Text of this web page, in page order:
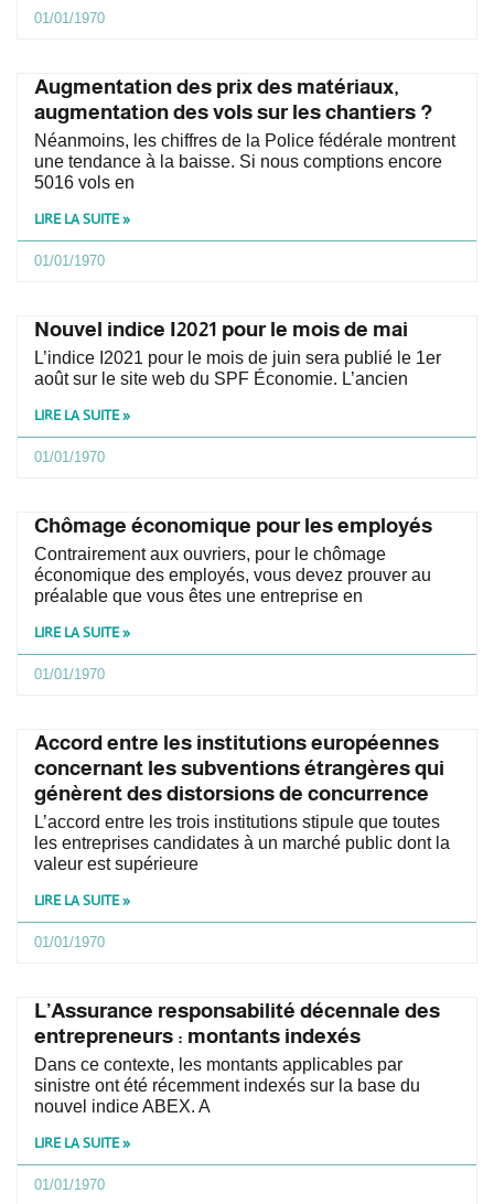
01/01/1970
Augmentation des prix des matériaux,
augmentation des vols sur les chantiers ?
Néanmoins, les chiffres de la Police fédérale montrent
une tendance à la baisse. Si nous comptions encore
5016 vols en
LIRE LA SUITE »
01/01/1970
Nouvel indice I2021 pour le mois de mai
L’indice I2021 pour le mois de juin sera publié le 1er
août sur le site web du SPF Économie. L’ancien
LIRE LA SUITE »
01/01/1970
Chômage économique pour les employés
Contrairement aux ouvriers, pour le chômage
économique des employés, vous devez prouver au
préalable que vous êtes une entreprise en
LIRE LA SUITE »
01/01/1970
Accord entre les institutions européennes
concernant les subventions étrangères qui
génèrent des distorsions de concurrence
L’accord entre les trois institutions stipule que toutes
les entreprises candidates à un marché public dont la
valeur est supérieure
LIRE LA SUITE »
01/01/1970
L’Assurance responsabilité décennale des
entrepreneurs : montants indexés
Dans ce contexte, les montants applicables par
sinistre ont été récemment indexés sur la base du
nouvel indice ABEX. A
LIRE LA SUITE »
01/01/1970